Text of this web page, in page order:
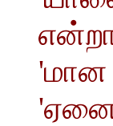
'மான